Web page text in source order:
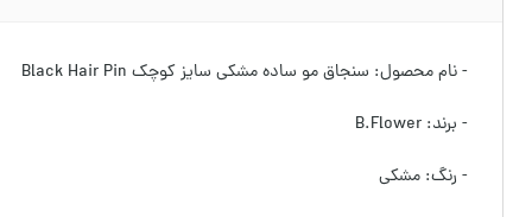
- نام محصول: سنجاق مو ساده مشکی سایز کوچک Black Hair Pin
- برند: B.Flower
- رنگ: مشکی